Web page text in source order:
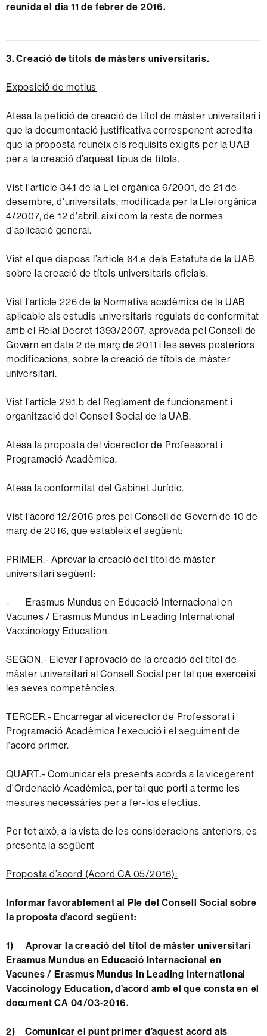
reunida el dia 11 de febrer de 2016.
3. Creació de títols de màsters universitaris.
Exposició de motius
Atesa la petició de creació de títol de màster universitari i
que la documentació justificativa corresponent acredita
que la proposta reuneix els requisits exigits per la UAB
per a la creació d’aquest tipus de títols.
Vist l'article 34.1 de la Llei orgànica 6/2001, de 21 de
desembre, d'universitats, modificada per la Llei orgànica
4/2007, de 12 d'abril, així com la resta de normes
d'aplicació general.
Vist el que disposa l’article 64.e dels Estatuts de la UAB
sobre la creació de títols universitaris oficials.
Vist l’article 226 de la Normativa acadèmica de la UAB
aplicable als estudis universitaris regulats de conformitat
amb el Reial Decret 1393/2007, aprovada pel Consell de
Govern en data 2 de març de 2011 i les seves posteriors
modificacions, sobre la creació de títols de màster
universitari.
Vist l’article 29.1.b del Reglament de funcionament i
organització del Consell Social de la UAB.
Atesa la proposta del vicerector de Professorat i
Programació Acadèmica.
Atesa la conformitat del Gabinet Jurídic.
Vist l’acord 12/2016 pres pel Consell de Govern de 10 de
març de 2016, que estableix el següent:
PRIMER.- Aprovar la creació del títol de màster
universitari següent:
- Erasmus Mundus en Educació Internacional en
Vacunes / Erasmus Mundus in Leading International
Vaccinology Education.
SEGON.- Elevar l'aprovació de la creació del títol de
màster universitari al Consell Social per tal que exerceixi
les seves competències.
TERCER.- Encarregar al vicerector de Professorat i
Programació Acadèmica l'execució i el seguiment de
l'acord primer.
QUART.- Comunicar els presents acords a la vicegerent
d'Ordenació Acadèmica, per tal que porti a terme les
mesures necessàries per a fer-los efectius.
Per tot això, a la vista de les consideracions anteriors, es
presenta la següent
Proposta d’acord (Acord CA 05/2016):
Informar favorablement al Ple del Consell Social sobre
la proposta d’acord següent:
1) Aprovar la creació del títol de màster universitari
Erasmus Mundus en Educació Internacional en
Vacunes / Erasmus Mundus in Leading International
Vaccinology Education, d’acord amb el que consta en el
document CA 04/03-2016.
2) Comunicar el punt primer d’aquest acord als